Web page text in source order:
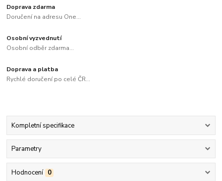
Doprava zdarma
Doručení na adresu One...
Osobní vyzvednutí
Osobní odběr zdarma...
Doprava a platba
Rychlé doručení po celé ČR...
Kompletní specifikace
Parametry
Hodnocení 0